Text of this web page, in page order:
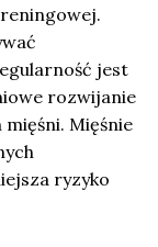
jest
rozwijanie
Mięśnie
ryzyko